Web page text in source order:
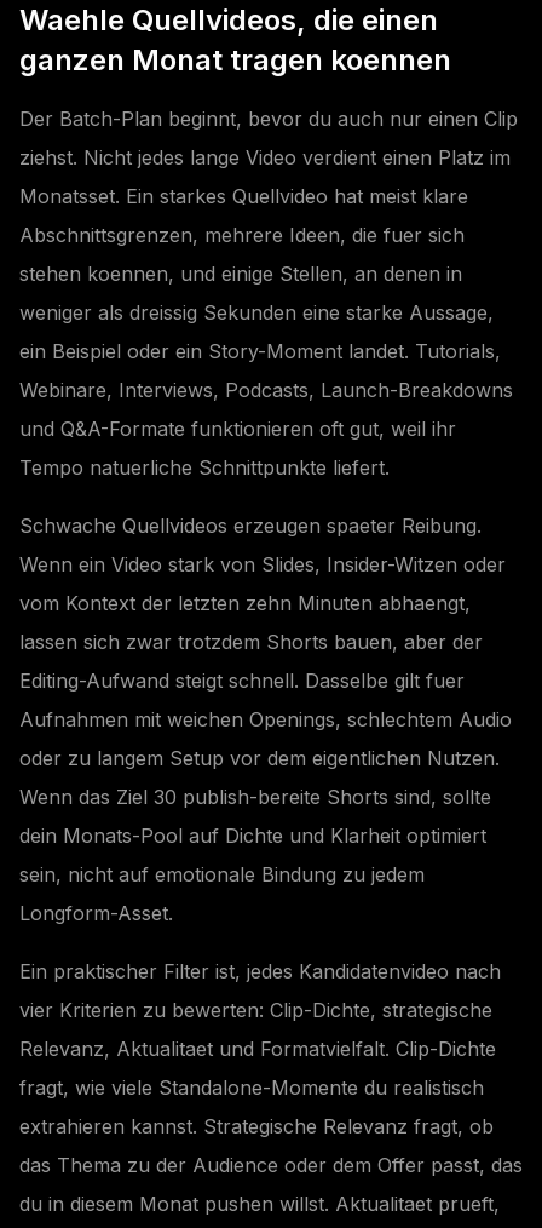
Waehle Quellvideos, die einen
ganzen Monat tragen koennen
Der Batch-Plan beginnt, bevor du auch nur einen Clip
ziehst. Nicht jedes lange Video verdient einen Platz im
Monatsset. Ein starkes Quellvideo hat meist klare
Abschnittsgrenzen, mehrere Ideen, die fuer sich
stehen koennen, und einige Stellen, an denen in
weniger als dreissig Sekunden eine starke Aussage,
ein Beispiel oder ein Story-Moment landet. Tutorials,
Webinare, Interviews, Podcasts, Launch-Breakdowns
und Q&A-Formate funktionieren oft gut, weil ihr
Tempo natuerliche Schnittpunkte liefert.
Schwache Quellvideos erzeugen spaeter Reibung.
Wenn ein Video stark von Slides, Insider-Witzen oder
vom Kontext der letzten zehn Minuten abhaengt,
lassen sich zwar trotzdem Shorts bauen, aber der
Editing-Aufwand steigt schnell. Dasselbe gilt fuer
Aufnahmen mit weichen Openings, schlechtem Audio
oder zu langem Setup vor dem eigentlichen Nutzen.
Wenn das Ziel 30 publish-bereite Shorts sind, sollte
dein Monats-Pool auf Dichte und Klarheit optimiert
sein, nicht auf emotionale Bindung zu jedem
Longform-Asset.
Ein praktischer Filter ist, jedes Kandidatenvideo nach
vier Kriterien zu bewerten: Clip-Dichte, strategische
Relevanz, Aktualitaet und Formatvielfalt. Clip-Dichte
fragt, wie viele Standalone-Momente du realistisch
extrahieren kannst. Strategische Relevanz fragt, ob
das Thema zu der Audience oder dem Offer passt, das
du in diesem Monat pushen willst. Aktualitaet prueft,